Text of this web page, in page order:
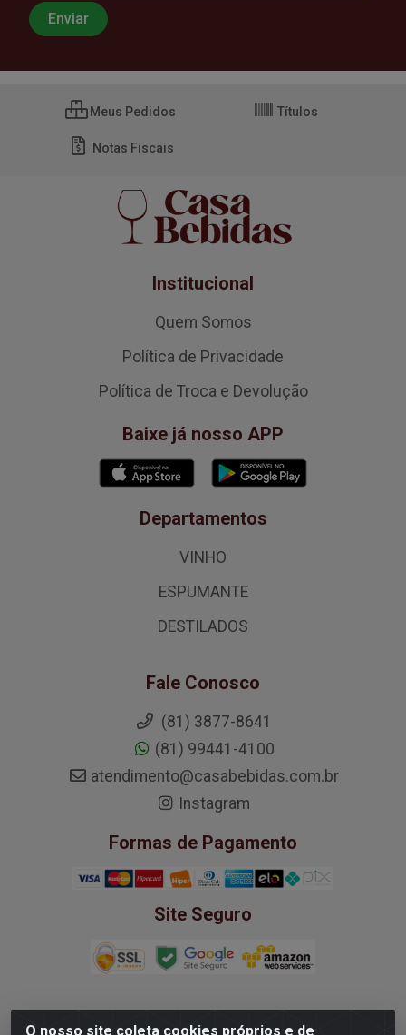
O nosso site coleta cookies próprios e de
Meus Pedidos Títulos
Notas Fiscais
Institucional
Quem Somos
Política de Privacidade
Política de Troca e Devolução
Baixe já nosso APP
Departamentos
VINHO
ESPUMANTE
DESTILADOS
Fale Conosco
(81) 3877-8641
(81) 99441-4100
atendimento@casabebidas.com.br
Instagram
Formas de Pagamento
Site Seguro